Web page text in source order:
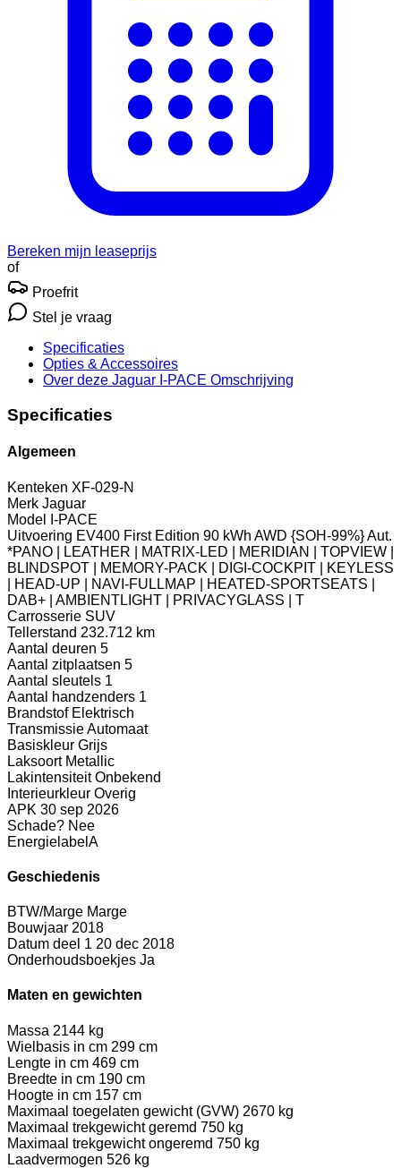
Bereken mijn leaseprijs
of
Proefrit
Stel je vraag
Specificaties
Opties & Accessoires
Over deze Jaguar I-PACE Omschrijving
Specificaties
Algemeen
Kenteken XF-029-N
Merk Jaguar
Model
I-PACE
Uitvoering EV400 First Edition 90 kWh AWD {SOH-99%} Aut.
*PANO | LEATHER | MATRIX-LED | MERIDIAN | TOPVIEW |
BLINDSPOT | MEMORY-PACK | DIGI-COCKPIT | KEYLESS
| HEAD-UP | NAVI-FULLMAP | HEATED-SPORTSEATS |
DAB+ | AMBIENTLIGHT | PRIVACYGLASS | T
Carrosserie SUV
Tellerstand 232.712 km
Aantal deuren 5
Aantal zitplaatsen 5
Aantal sleutels 1
Aantal handzenders 1
Brandstof Elektrisch
TransmissieAutomaat
Basiskleur Grijs
Laksoort Metallic
Lakintensiteit Onbekend
Interieurkleur Overig
APK 30 sep 2026
Schade? Nee
Energielabel A
Geschiedenis
BTW/Marge Marge
Bouwjaar 2018
Datum deel 1 20 dec 2018
Onderhoudsboekjes Ja
Maten en gewichten
Massa 2144 kg
Wielbasis in cm 299 cm
Lengte in cm 469 cm
Breedte in cm 190 cm
Hoogte in cm 157 cm
Maximaal toegelaten gewicht (GVW) 2670 kg
Maximaal trekgewicht geremd 750 kg
Maximaal trekgewicht ongeremd 750 kg
Laadvermogen 526 kg